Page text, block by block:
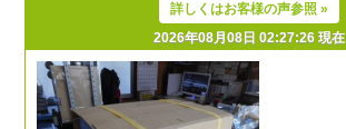
詳しくはお客様の声参照 »
2026年08月08日 02:27:26 現在